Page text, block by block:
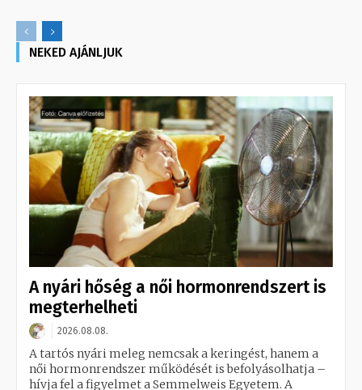
NEKED AJÁNLJUK
A nyári hőség a női hormonrendszert is
megterhelheti
2026.08.08.
A tartós nyári meleg nemcsak a keringést, hanem a
női hormonrendszer működését is befolyásolhatja –
hívja fel a figyelmet a Semmelweis Egyetem. A